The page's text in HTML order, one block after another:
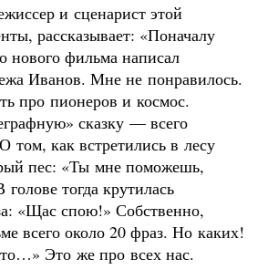
и сценарист этой
рассказывает: «Поначалу
нового фильма написал
Иванов. Мне не понравилось.
про пионеров и космос.
сказку — всего
том, как встретились в лесу
пес: «Ты мне поможешь,
тогда крутилась
«Щас спою!» Собственно,
всего около 20 фраз. Но каких!
Это же про всех нас.